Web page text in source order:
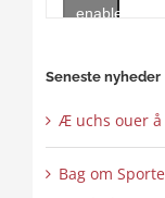
enable
Seneste nyheder
Æ uchs ouer å
Bag om